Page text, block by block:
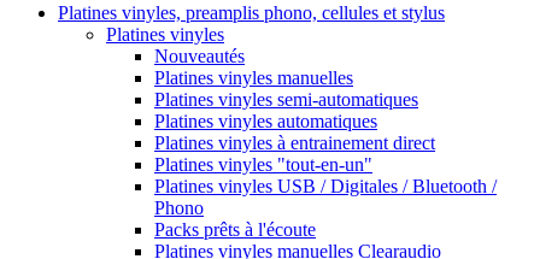
Platines vinyles, preamplis phono, cellules et stylus
Platines vinyles
Nouveautés
Platines vinyles manuelles
Platines vinyles semi-automatiques
Platines vinyles automatiques
Platines vinyles à entrainement direct
Platines vinyles "tout-en-un"
Platines vinyles USB / Digitales / Bluetooth /
Phono
Packs prêts à l'écoute
Platines vinyles manuelles Clearaudio